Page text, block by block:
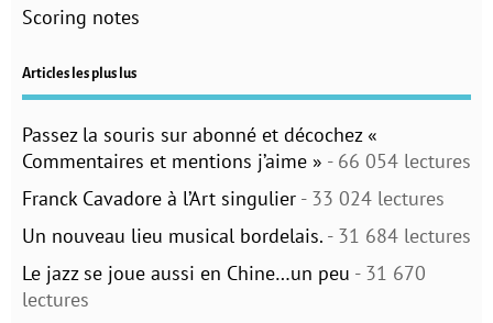
Scoring notes
Articles les plus lus
Passez la souris sur abonné et décochez «
Commentaires et mentions j’aime » - 66 054 lectures
Franck Cavadore à l’Art singulier - 33 024 lectures
Un nouveau lieu musical bordelais. - 31 684 lectures
Le jazz se joue aussi en Chine…un peu - 31 670
lectures